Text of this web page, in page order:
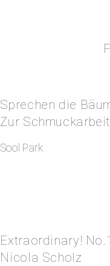
Sprechen die
Zur
Sool Park
Extraordinary!
Nicola Scholz